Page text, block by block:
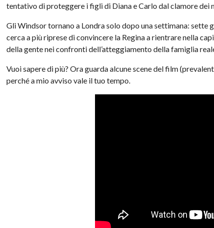
tentativo di proteggere i figli di Diana e Carlo dal clamore dei
Gli Windsor tornano a Londra solo dopo una settimana:
cerca a più riprese di convincere la Regina a rientrare nella
della gente nei confronti dell’atteggiamento della famiglia
Vuoi sapere di più? Ora guarda alcune scene del film
perché a mio avviso vale il tuo tempo.